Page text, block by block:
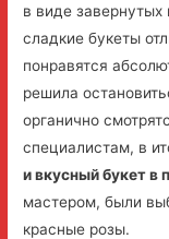
в виде
сладкие букеты
понравятся
решила
органично
специалистам, в
и вкусный букет в
мастером, были
красные розы.